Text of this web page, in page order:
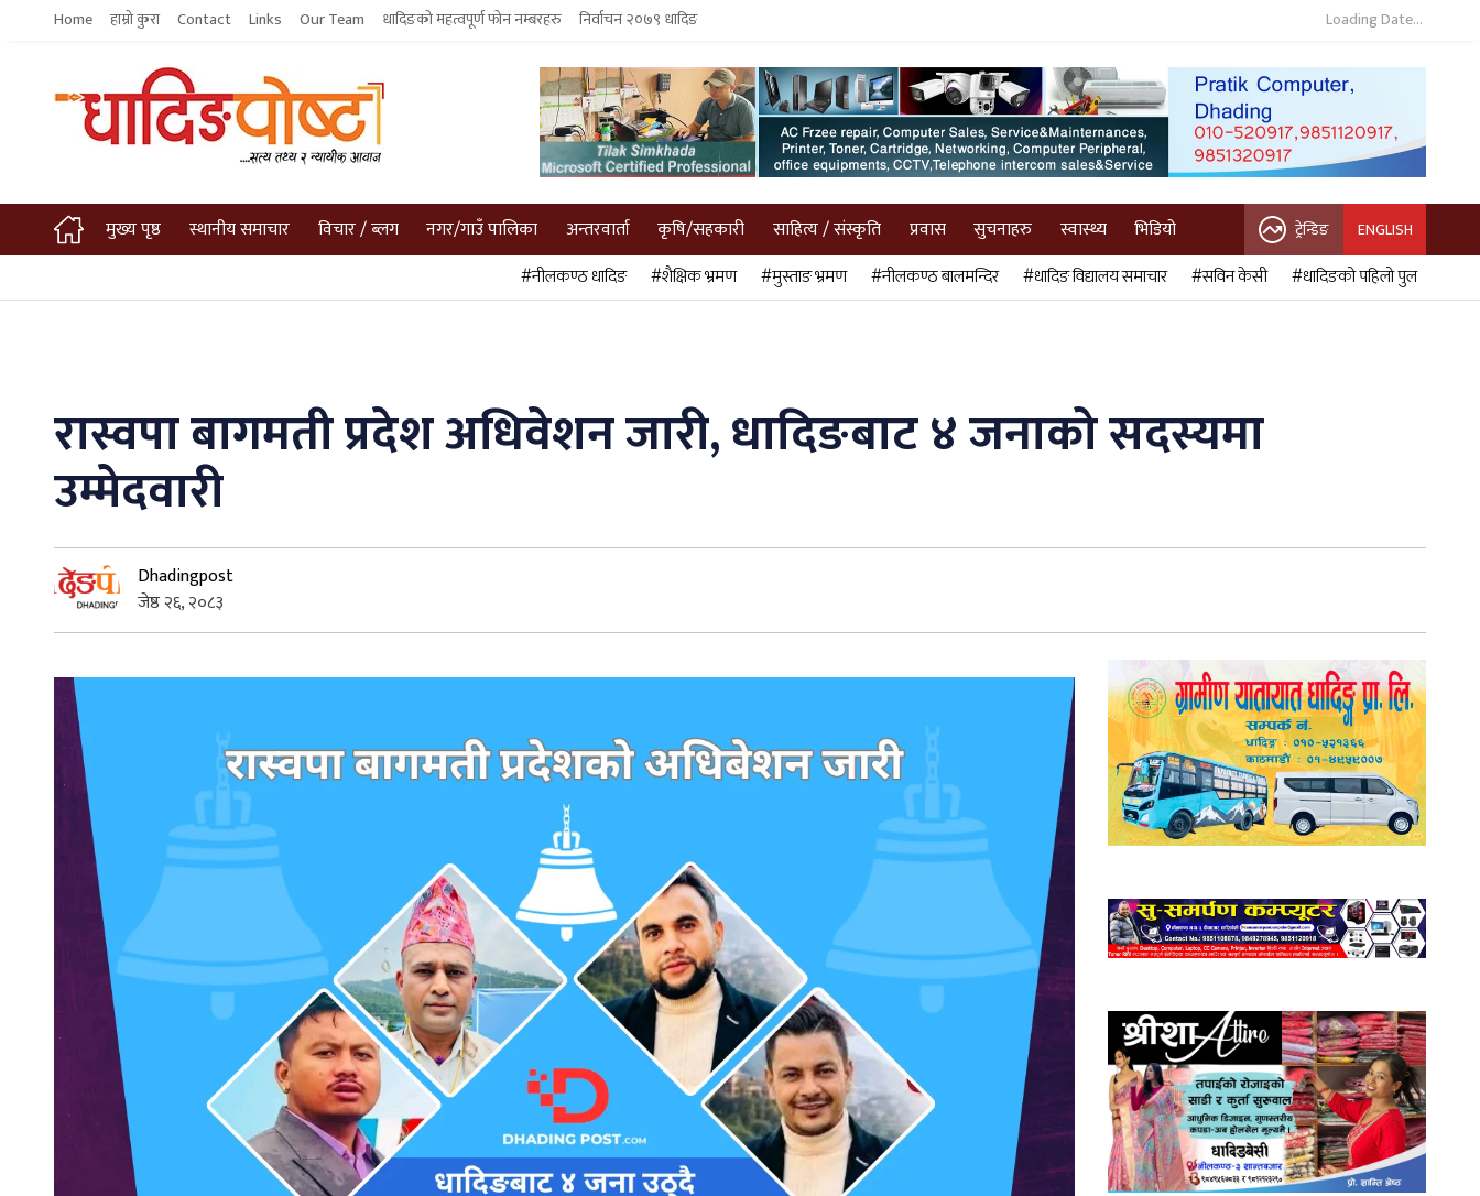
Home हाम्रो कुरा Contact Links Our Team धादिङको महत्वपूर्ण फोन नम्बरहरु निर्वाचन २०७९ धादिङ Loading Date...
मुख्य पृष्ठ स्थानीय समाचार विचार / ब्लग नगर/गाउँ पालिका अन्तरवार्ता कृषि/सहकारी साहित्य / संस्कृति प्रवास सुचनाहरु स्वास्थ्य भिडियो ट्रेन्डिङ ENGLISH
#नीलकण्ठ धादिङ #शैक्षिक भ्रमण #मुस्ताङ भ्रमण #नीलकण्ठ बालमन्दिर #धादिङ विद्यालय समाचार #सविन केसी #धादिङको पहिलो पुल
रास्वपा बागमती प्रदेश अधिवेशन जारी, धादिङबाट ४ जनाको सदस्यमा
उम्मेदवारी
Dhadingpost
जेष्ठ २६, २०८३